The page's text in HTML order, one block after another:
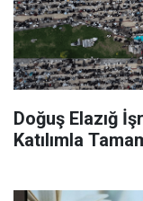
Doğuş Elazığ
Katılımla